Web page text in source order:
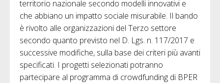
territorio nazionale secondo modelli innovativi e
che abbiano un impatto sociale misurabile. Il bando
è rivolto alle organizzazioni del Terzo settore
secondo quanto previsto nel D. Lgs. n. 117/2017 e
successive modifiche, sulla base dei criteri più avanti
specificati. I progetti selezionati potranno
partecipare al programma di crowdfunding di BPER